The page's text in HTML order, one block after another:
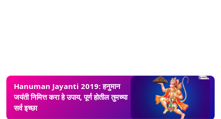
Hanuman Jayanti 2019: हनुमान
जयंती निमित्त करा हे उपाय, पूर्ण होतील तुमच्या
सर्व इच्छा